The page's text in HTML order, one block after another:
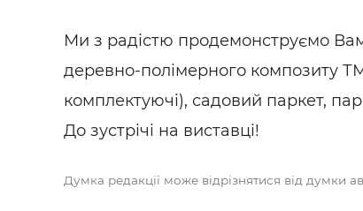
Ми з радістю продемонструємо
деревно-полімерного композиту
комплектуючі), садовий паркет,
До зустрічі на виставці!
Думка редакції може відрізнятися від думки